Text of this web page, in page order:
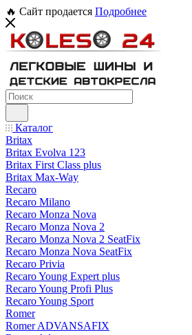
🔥 Сайт продается Подробнее
Каталог
Britax
Britax Evolva 123
Britax First Class plus
Britax Max-Way
Recaro
Recaro Milano
Recaro Monza Nova
Recaro Monza Nova 2
Recaro Monza Nova 2 SeatFix
Recaro Monza Nova SeatFix
Recaro Privia
Recaro Young Expert plus
Recaro Young Profi Plus
Recaro Young Sport
Romer
Romer ADVANSAFIX